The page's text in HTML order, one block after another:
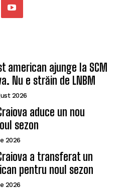
ajunge la SCM
Nu e străin de LNBM
2026
aduce un nou
sezon
2026
a transferat un
pentru noul sezon
2026